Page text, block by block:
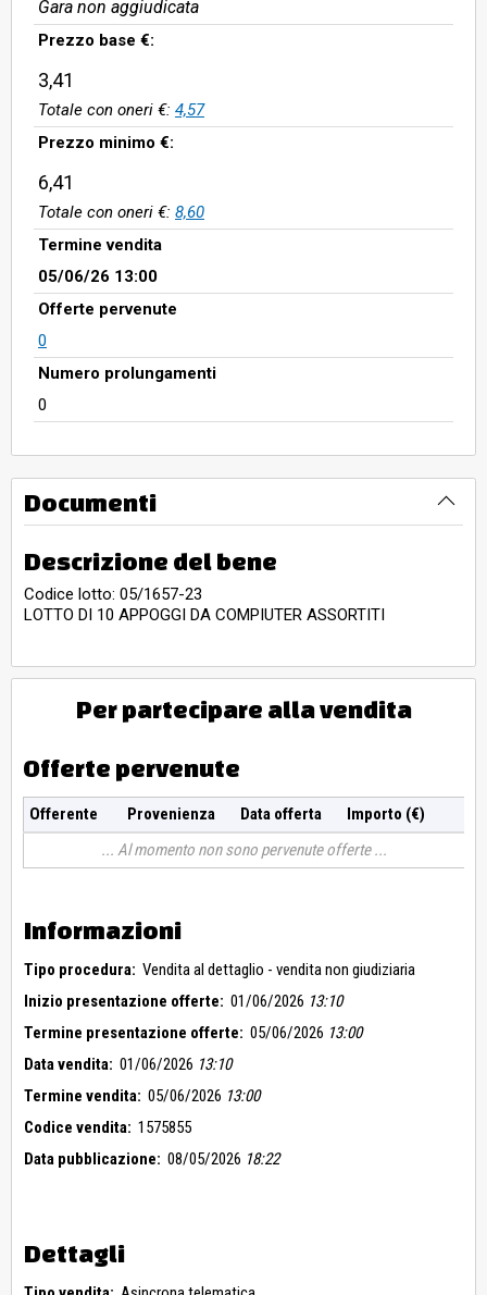
Gara non aggiudicata
Prezzo base €:
3,41
Totale con oneri €: 4,57
Prezzo minimo €:
6,41
Totale con oneri €: 8,60
Termine vendita
05/06/26 13:00
Offerte pervenute
0
Numero prolungamenti
0
Documenti
Descrizione del bene
Codice lotto: 05/1657-23
LOTTO DI 10 APPOGGI DA COMPIUTER ASSORTITI
Per partecipare alla vendita
Offerte pervenute
Offerente Provenienza Data offerta
Importo (€)
Al momento non sono pervenute offerte
Informazioni
Tipo procedura: Vendita al dettaglio - vendita non giudiziaria
Inizio presentazione offerte: 01/06/2026 13:10
Termine presentazione offerte: 05/06/2026 13:00
Data vendita: 01/06/2026 13:10
Termine vendita: 05/06/2026 13:00
Codice vendita: 1575855
Data pubblicazione: 08/05/2026 18:22
Dettagli